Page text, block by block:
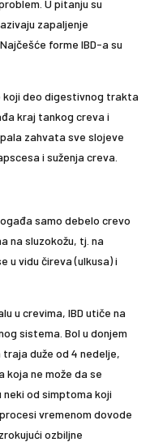
U pitanju su
zapaljenje
forme IBD-a su
koji deo digestivnog trakta
kraj tankog creva i
zahvata sve slojeve
i suženja creva.
samo debelo crevo
na sluzokožu, tj. na
u vidu čireva (ulkusa) i
u crevima, IBD utiče na
sistema. Bol u donjem
duže od 4 nedelje,
koja ne može da se
neki od simptoma koji
vremenom dovode
ozbiljne